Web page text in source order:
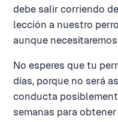
debe salir corriendo
lección a nuestro
aunque
No esperes que tu
días, porque no será
conducta
semanas para